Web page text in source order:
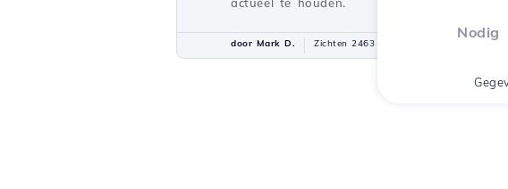
door Mark D. Zichten 2463 Bijgewerkt 2 jaar geleden
Nodig